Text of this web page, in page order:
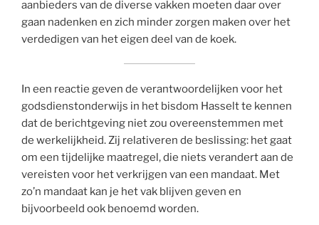
aanbieders van de diverse vakken moeten daar over
gaan nadenken en zich minder zorgen maken over het
verdedigen van het eigen deel van de koek.
In een reactie geven de verantwoordelijken voor het
godsdienstonderwijs in het bisdom Hasselt te kennen
dat de berichtgeving niet zou overeenstemmen met
de werkelijkheid. Zij relativeren de beslissing: het gaat
om een tijdelijke maatregel, die niets verandert aan de
vereisten voor het verkrijgen van een mandaat. Met
zo’n mandaat kan je het vak blijven geven en
bijvoorbeeld ook benoemd worden.